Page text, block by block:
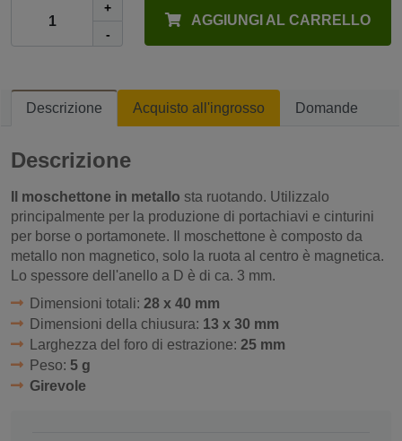
+
-
AGGIUNGI AL CARRELLO
Descrizione Acquisto all'ingrosso Domande
Descrizione
Il moschettone in metallo sta ruotando. Utilizzalo
principalmente per la produzione di portachiavi e cinturini
per borse o portamonete. Il moschettone è composto da
metallo non magnetico, solo la ruota al centro è magnetica.
Lo spessore dell'anello a D è di ca. 3 mm.
Dimensioni totali: 28 x 40 mm
Dimensioni della chiusura: 13 x 30 mm
Larghezza del foro di estrazione: 25 mm
Peso: 5 g
Girevole